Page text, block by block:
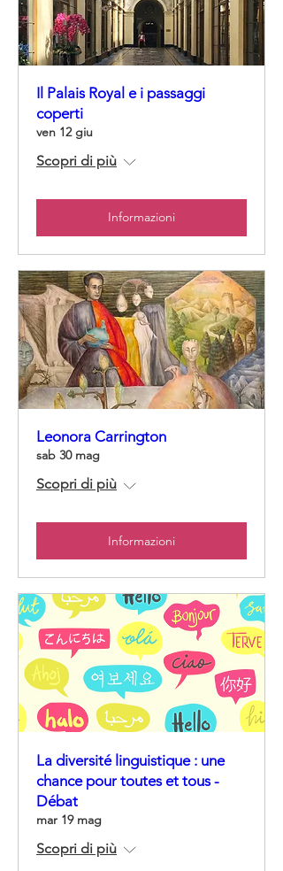
Il Palais Royal e i passaggi
coperti
ven 12 giu
Scopri di più
Informazioni
Leonora Carrington
sab 30 mag
Scopri di più
Informazioni
La diversité linguistique : une
chance pour toutes et tous -
Débat
mar 19 mag
Scopri di più